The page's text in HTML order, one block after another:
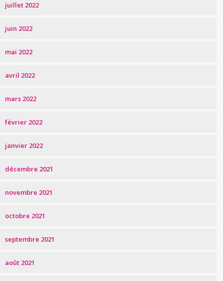
juillet 2022
juin 2022
mai 2022
avril 2022
mars 2022
février 2022
janvier 2022
décembre 2021
novembre 2021
octobre 2021
septembre 2021
août 2021